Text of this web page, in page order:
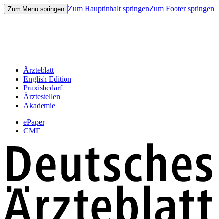
Zum Menü springen Zum Hauptinhalt springenZum Footer springen
Ärzteblatt
English Edition
Praxisbedarf
Ärztestellen
Akademie
ePaper
CME